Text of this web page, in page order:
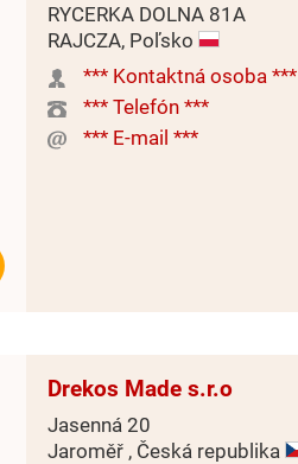
RYCERKA DOLNA 81A
RAJCZA, Poľsko
*** Kontaktná osoba ***
*** Telefón ***
*** E-mail ***
Drekos Made s.r.o
Jasenná 20
Jaroměř , Česká republika